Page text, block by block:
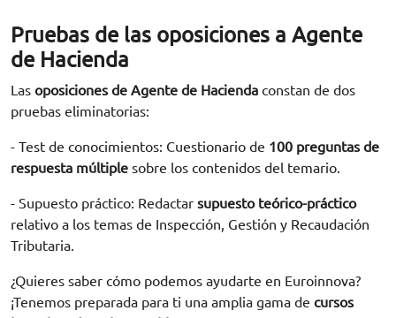
Pruebas de las oposiciones a Agente
de Hacienda
Las oposiciones de Agente de Hacienda constan de dos
pruebas eliminatorias:
- Test de conocimientos: Cuestionario de 100 preguntas de
respuesta múltiple sobre los contenidos del temario.
- Supuesto práctico: Redactar supuesto teórico-práctico
relativo a los temas de Inspección, Gestión y Recaudación
Tributaria.
¿Quieres saber cómo podemos ayudarte en Euroinnova?
¡Tenemos preparada para ti una amplia gama de cursos